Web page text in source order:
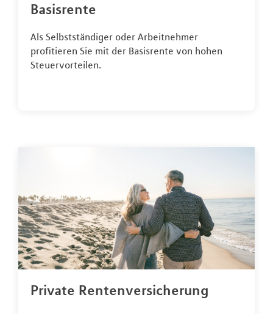
Basisrente
Als Selbstständiger oder Arbeitnehmer
profitieren Sie mit der Basisrente von hohen
Steuervorteilen.
Private Rentenversicherung